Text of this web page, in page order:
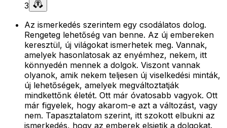
3
Az ismerkedés szerintem egy csodálatos dolog.
Rengeteg lehetőség van benne. Az új embereken
keresztül, új világokat ismerhetek meg. Vannak,
amelyek hasonlatosak az enyémhez, nekem, itt
könnyedén mennek a dolgok. Viszont vannak
olyanok, amik nekem teljesen új viselkedési minták,
új lehetőségek, amelyek megváltoztatják
mindkettőnk életét. Ott már óvatosabb vagyok. Ott
már figyelek, hogy akarom-e azt a változást, vagy
nem. Tapasztalatom szerint, itt szokott elbukni az
ismerkedés, hogy az emberek elsietik a dolgokat.